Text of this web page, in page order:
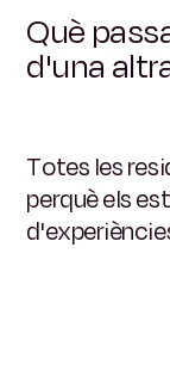
Què
d'una
Totes les
perquè els